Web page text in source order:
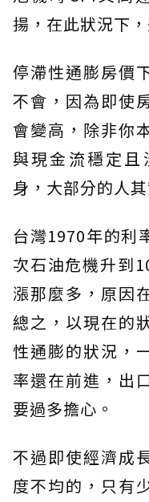
揚，在此狀況下
停滯性通膨房價
不會，因為即使
會變高，除非你
與現金流穩定且
身，大部分的人
台灣1970年的利
次石油危機升到
漲那麼多，原因
總之，以現在的
性通膨的狀況，
率還在前進，出
要過多擔心。
不過即使經濟成
度不均的，只有